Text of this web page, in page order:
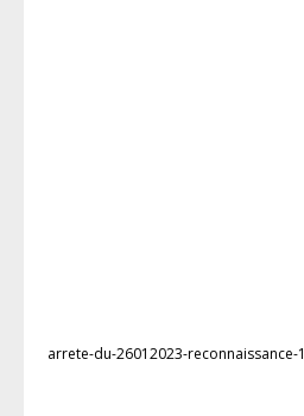
arrete-du-26012023-reconnaissance-1